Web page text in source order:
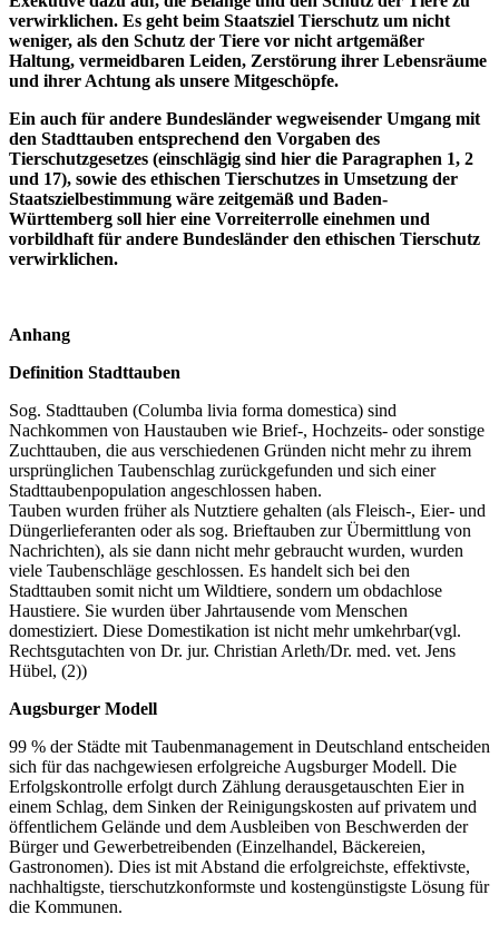
verwirklichen. Es geht beim Staatsziel Tierschutz um nicht
weniger, als den Schutz der Tiere vor nicht artgemäßer
Haltung, vermeidbaren Leiden, Zerstörung ihrer Lebensräume
und ihrer Achtung als unsere Mitgeschöpfe.
Ein auch für andere Bundesländer wegweisender Umgang mit
den Stadttauben entsprechend den Vorgaben des
Tierschutzgesetzes (einschlägig sind hier die Paragraphen 1, 2
und 17), sowie des ethischen Tierschutzes in Umsetzung der
Staatszielbestimmung wäre zeitgemäß und Baden-
Württemberg soll hier eine Vorreiterrolle einehmen und
vorbildhaft für andere Bundesländer den ethischen Tierschutz
verwirklichen.
Anhang
Definition Stadttauben
Sog. Stadttauben (Columba livia forma domestica) sind
Nachkommen von Haustauben wie Brief-, Hochzeits- oder sonstige
Zuchttauben, die aus verschiedenen Gründen nicht mehr zu ihrem
ursprünglichen Taubenschlag zurückgefunden und sich einer
Stadttaubenpopulation angeschlossen haben.
Tauben wurden früher als Nutztiere gehalten (als Fleisch-, Eier- und
Düngerlieferanten oder als sog. Brieftauben zur Übermittlung von
Nachrichten), als sie dann nicht mehr gebraucht wurden, wurden
viele Taubenschläge geschlossen. Es handelt sich bei den
Stadttauben somit nicht um Wildtiere, sondern um obdachlose
Haustiere. Sie wurden über Jahrtausende vom Menschen
domestiziert. Diese Domestikation ist nicht mehr umkehrbar(vgl.
Rechtsgutachten von Dr. jur. Christian Arleth/Dr. med. vet. Jens
Hübel, (2))
Augsburger Modell
99 % der Städte mit Taubenmanagement in Deutschland entscheiden
sich für das nachgewiesen erfolgreiche Augsburger Modell. Die
Erfolgskontrolle erfolgt durch Zählung derausgetauschten Eier in
einem Schlag, dem Sinken der Reinigungskosten auf privatem und
öffentlichem Gelände und dem Ausbleiben von Beschwerden der
Bürger und Gewerbetreibenden (Einzelhandel, Bäckereien,
Gastronomen). Dies ist mit Abstand die erfolgreichste, effektivste,
nachhaltigste, tierschutzkonformste und kostengünstigste Lösung für
die Kommunen.